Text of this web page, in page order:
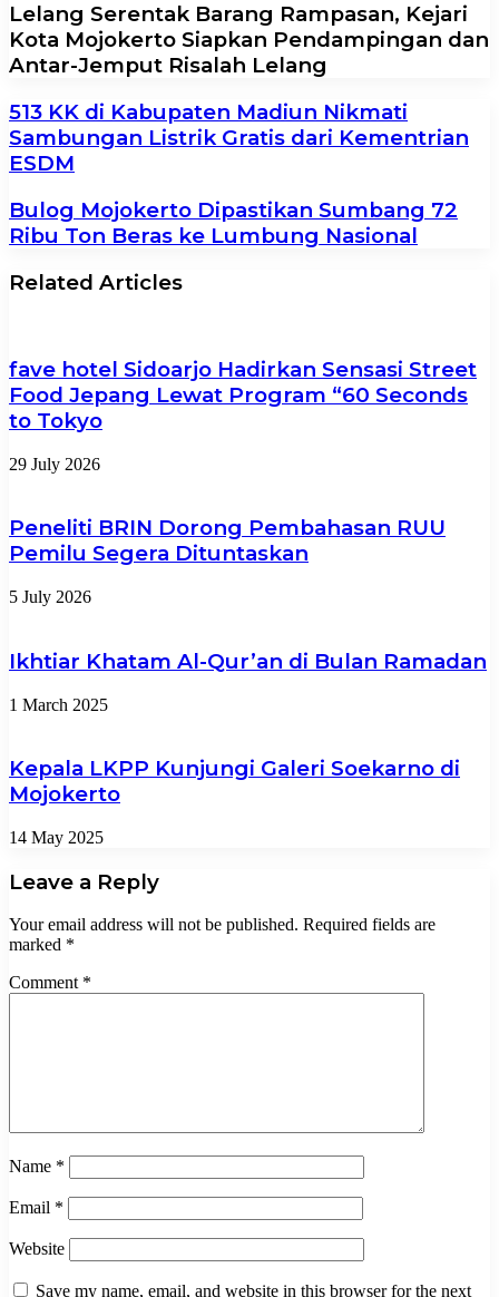
Lelang Serentak Barang Rampasan, Kejari
Kota Mojokerto Siapkan Pendampingan dan
Antar-Jemput Risalah Lelang
513 KK di Kabupaten Madiun Nikmati
Sambungan Listrik Gratis dari Kementrian
ESDM
Bulog Mojokerto Dipastikan Sumbang 72
Ribu Ton Beras ke Lumbung Nasional
Related Articles
fave hotel Sidoarjo Hadirkan Sensasi Street
Food Jepang Lewat Program “60 Seconds
to Tokyo
29 July 2026
Peneliti BRIN Dorong Pembahasan RUU
Pemilu Segera Dituntaskan
5 July 2026
Ikhtiar Khatam Al-Qur’an di Bulan Ramadan
1 March 2025
Kepala LKPP Kunjungi Galeri Soekarno di
Mojokerto
14 May 2025
Leave a Reply
Your email address will not be published. Required fields are
marked *
Comment *
Name *
Email *
Website
Save my name, email, and website in this browser for the next